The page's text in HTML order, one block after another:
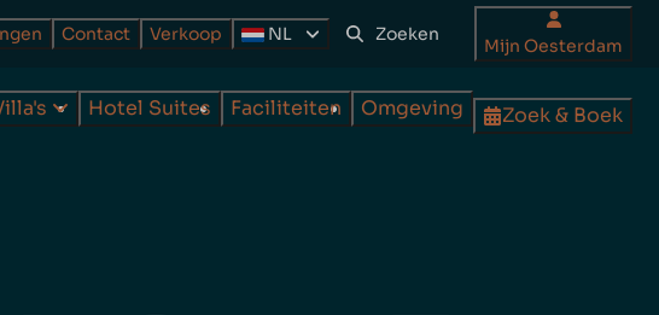
Contact Verkoop NL
Mijn Oesterdam
Hotel Suites Faciliteiten Omgeving Zoek & Boek